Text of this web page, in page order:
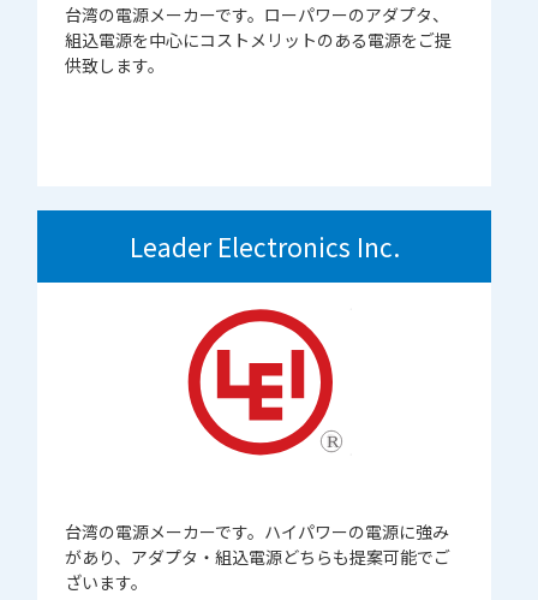
台湾の電源メーカーです。ローパワーのアダプタ、
組込電源を中心にコストメリットのある電源をご提
供致します。
Leader Electronics Inc.
台湾の電源メーカーです。ハイパワーの電源に強み
があり、アダプタ・組込電源どちらも提案可能でご
ざいます。